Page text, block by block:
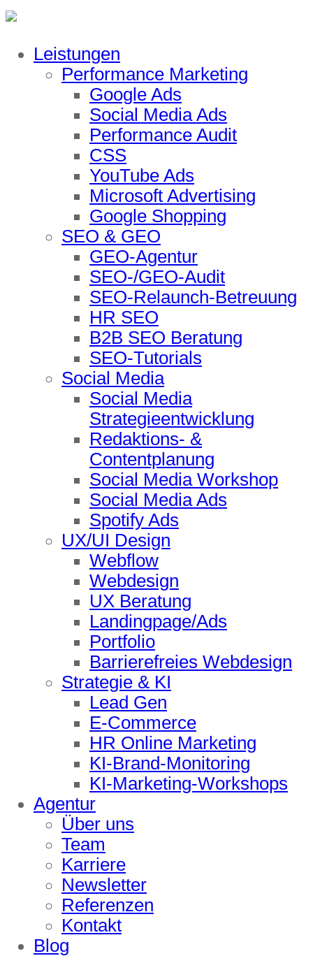
Leistungen
Performance Marketing
Google Ads
Social Media Ads
Performance Audit
CSS
YouTube Ads
Microsoft Advertising
Google Shopping
SEO & GEO
GEO-Agentur
SEO-/GEO-Audit
SEO-Relaunch-Betreuung
HR SEO
B2B SEO Beratung
SEO-Tutorials
Social Media
Social Media
Strategieentwicklung
Redaktions- &
Contentplanung
Social Media Workshop
Social Media Ads
Spotify Ads
UX/UI Design
Webflow
Webdesign
UX Beratung
Landingpage/Ads
Portfolio
Barrierefreies Webdesign
Strategie & KI
Lead Gen
E-Commerce
HR Online Marketing
KI-Brand-Monitoring
KI-Marketing-Workshops
Agentur
Über uns
Team
Karriere
Newsletter
Referenzen
Kontakt
Blog